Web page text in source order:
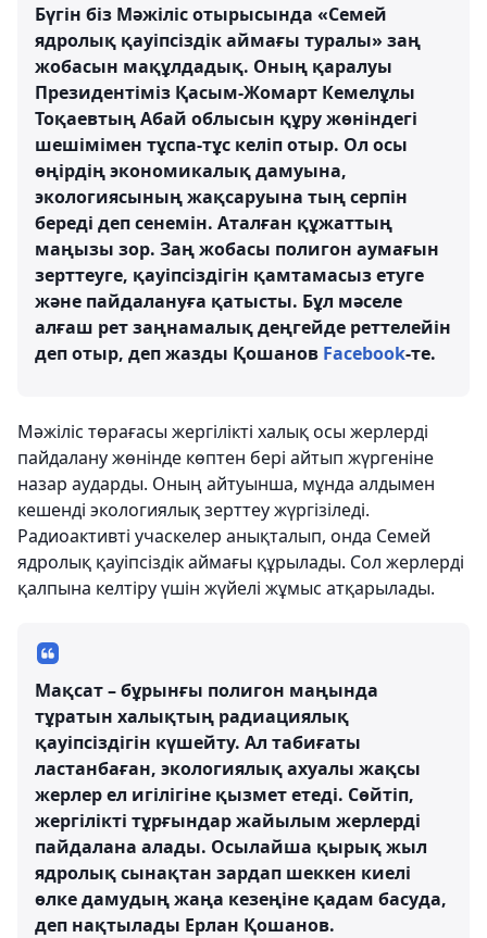
Бүгін біз Мәжіліс отырысында «Семей
ядролық қауіпсіздік аймағы туралы» заң
жобасын мақұлдадық. Оның қаралуы
Президентіміз Қасым-Жомарт Кемелұлы
Тоқаевтың Абай облысын құру жөніндегі
шешімімен тұспа-тұс келіп отыр. Ол осы
өңірдің экономикалық дамуына,
экологиясының жақсаруына тың серпін
береді деп сенемін. Аталған құжаттың
маңызы зор. Заң жобасы полигон аумағын
зерттеуге, қауіпсіздігін қамтамасыз етуге
және пайдалануға қатысты. Бұл мәселе
алғаш рет заңнамалық деңгейде реттелейін
деп отыр, деп жазды Қошанов Facebook-те.
Мәжіліс төрағасы жергілікті халық осы жерлерді
пайдалану жөнінде көптен бері айтып жүргеніне
назар аударды. Оның айтуынша, мұнда алдымен
кешенді экологиялық зерттеу жүргізіледі.
Радиоактивті учаскелер анықталып, онда Семей
ядролық қауіпсіздік аймағы құрылады. Сол жерлерді
қалпына келтіру үшін жүйелі жұмыс атқарылады.
Мақсат – бұрынғы полигон маңында
тұратын халықтың радиациялық
қауіпсіздігін күшейту. Ал табиғаты
ластанбаған, экологиялық ахуалы жақсы
жерлер ел игілігіне қызмет етеді. Сөйтіп,
жергілікті тұрғындар жайылым жерлерді
пайдалана алады. Осылайша қырық жыл
ядролық сынақтан зардап шеккен киелі
өлке дамудың жаңа кезеңіне қадам басуда,
деп нақтылады Ерлан Қошанов.